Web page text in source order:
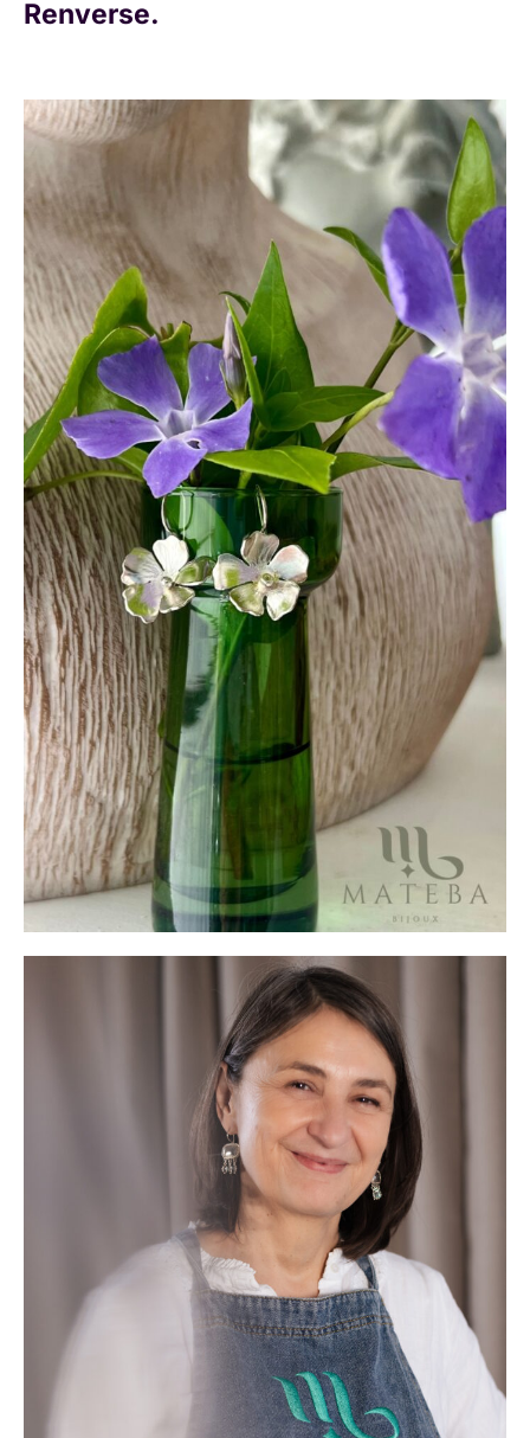
Renverse.